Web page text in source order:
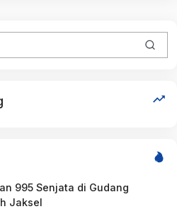
995 Senjata di Gudang
Jaksel